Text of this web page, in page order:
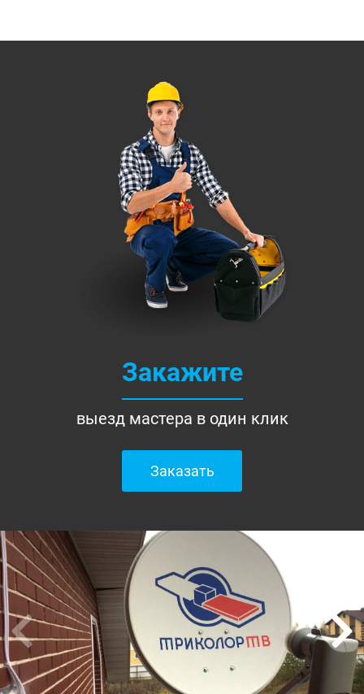
Закажите
выезд мастера в один клик
Заказать